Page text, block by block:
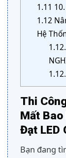
1.11
1.12
Hệ
Thi
Mất Bao
Đạt LED
Bạn đang